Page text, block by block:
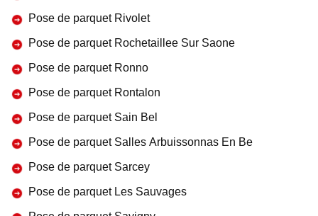
Pose de parquet Rivolet
Pose de parquet Rochetaillee Sur Saone
Pose de parquet Ronno
Pose de parquet Rontalon
Pose de parquet Sain Bel
Pose de parquet Salles Arbuissonnas En Be
Pose de parquet Sarcey
Pose de parquet Les Sauvages